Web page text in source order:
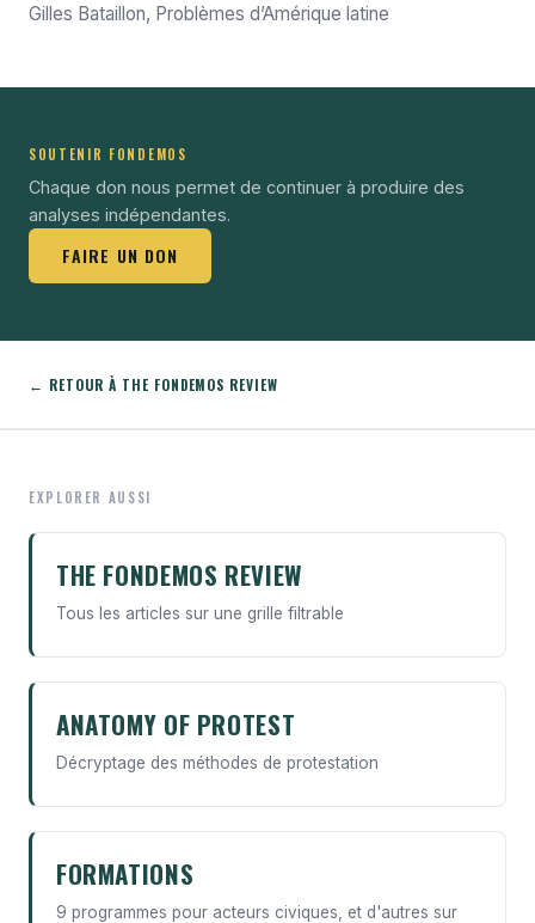
Gilles Bataillon, Problèmes d’Amérique latine
SOUTENIR FONDEMOS
Chaque don nous permet de continuer à produire des
analyses indépendantes.
FAIRE UN DON
← RETOUR À THE FONDEMOS REVIEW
EXPLORER AUSSI
THE FONDEMOS REVIEW
Tous les articles sur une grille filtrable
ANATOMY OF PROTEST
Décryptage des méthodes de protestation
FORMATIONS
9 programmes pour acteurs civiques, et d'autres sur